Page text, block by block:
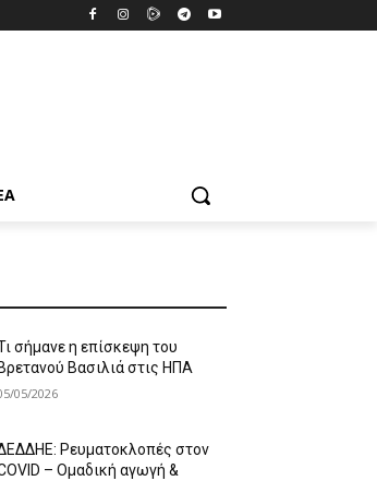
σήμανε η επίσκεψη του
Βρετανού Βασιλιά στις ΗΠΑ
05/2026
Ρευματοκλοπές στον
– Ομαδική αγωγή &